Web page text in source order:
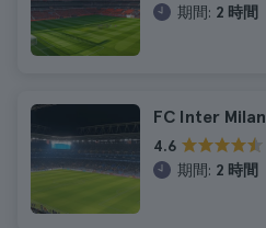
期間: 2 時間
FC Inter Milan
4.6
期間: 2 時間